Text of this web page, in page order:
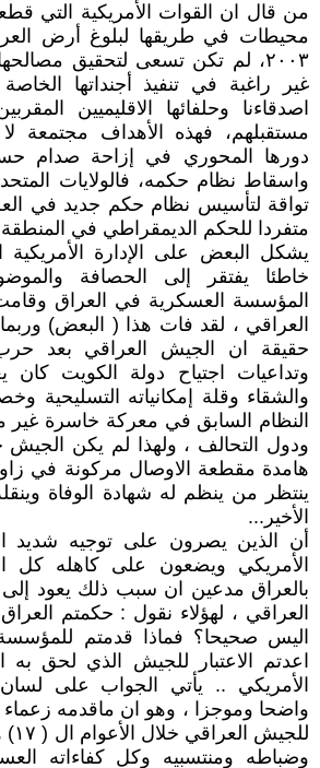
من قال ان القوات الأمريكية التي
محيطات في طريقها لبلوغ أرض
٢٠٠٣، لم تكن تسعى لتحقيق
غير راغبة في تنفيذ أجنداتها
اصدقاءنا وحلفائها الاقليميين
مستقبلهم، فهذه الأهداف مجتمعة
دورها المحوري في إزاحة صدام
واسقاط نظام حكمه، فالولايات
تواقة لتأسيس نظام حكم جديد في
متفردا للحكم الديمقراطي في
يشكل البعض على الإدارة الأمريكية
خاطئا يفتقر إلى الحصافة
المؤسسة العسكرية في العراق
العراقي ، لقد فات هذا ( البعض)
حقيقة ان الجيش العراقي بعد
وتداعيات اجتياح دولة الكويت
والشقاء وقلة إمكانياته التسليحية
النظام السابق في معركة خاسرة غير
ودول التحالف ، ولهذا لم يكن
هامدة مقطعة الاوصال مركونة في
ينتظر من ينظم له شهادة الوفاة
الأخير...
أن الذين يصرون على توجيه شديد
الأمريكي ويضعون على كاهله كل
بالعراق مدعين ان سبب ذلك يعود
اليس صحيحا؟ فماذا قدمتم
اعدتم الاعتبار للجيش الذي لحق به
الأمريكي .. يأتي الجواب على لسان
واضحا وموجزا ، وهو ان ماقدمه زعماء
وضباطه ومنتسبيه وكل كفاءاته